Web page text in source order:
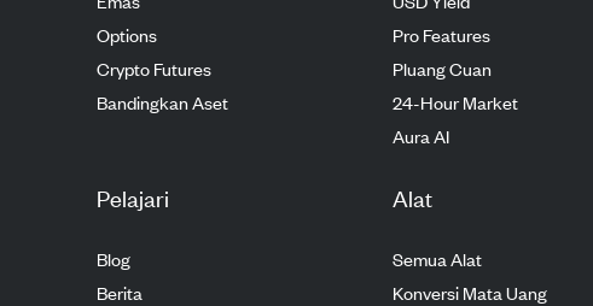
Options
Crypto Futures
Bandingkan Aset
Pro Features
Pluang Cuan
24-Hour Market
Aura AI
Pelajari
Blog
Berita
Alat
Semua Alat
Konversi Mata Uang